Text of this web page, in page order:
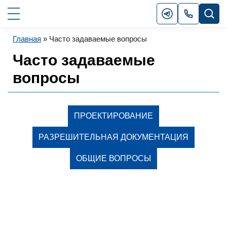
Главная » Часто задаваемые вопросы
Часто задаваемые
вопросы
ПРОЕКТИРОВАНИЕ
РАЗРЕШИТЕЛЬНАЯ ДОКУМЕНТАЦИЯ
ОБЩИЕ ВОПРОСЫ